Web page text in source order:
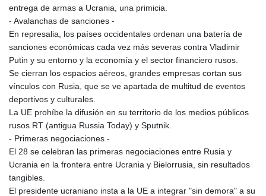
entrega de armas a Ucrania, una primicia.
- Avalanchas de sanciones -
En represalia, los países occidentales ordenan una batería de
sanciones económicas cada vez más severas contra Vladimir
Putin y su entorno y la economía y el sector financiero rusos.
Se cierran los espacios aéreos, grandes empresas cortan sus
vínculos con Rusia, que se ve apartada de multitud de eventos
deportivos y culturales.
La UE prohíbe la difusión en su territorio de los medios públicos
rusos RT (antigua Russia Today) y Sputnik.
- Primeras negociaciones -
El 28 se celebran las primeras negociaciones entre Rusia y
Ucrania en la frontera entre Ucrania y Bielorrusia, sin resultados
tangibles.
El presidente ucraniano insta a la UE a integrar "sin demora" a su